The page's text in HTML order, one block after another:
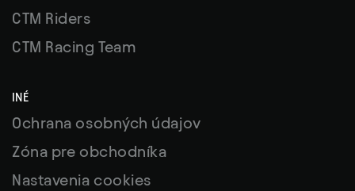
CTM Riders
CTM Racing Team
INÉ
Ochrana osobných údajov
Zóna pre obchodníka
Nastavenia cookies